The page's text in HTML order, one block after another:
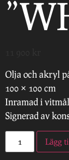
Olja och akryl
100 × 100 cm
Inramad i
Signerad av
Lägg